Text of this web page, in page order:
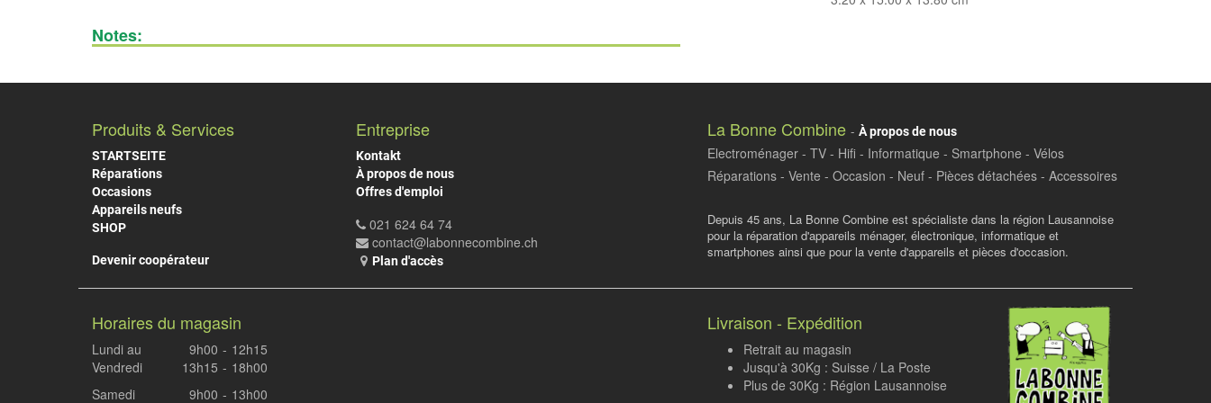
Notes:
Produits & Services
STARTSEITE
Réparations
Occasions
Appareils neufs
SHOP
Devenir coopérateur
Entreprise
Kontakt
À propos de nous
Offres d'emploi
021 624 64 74
contact@labonnecombine.ch
Plan d'accès
La Bonne Combine - À propos de nous
Electroménager - TV - Hifi - Informatique - Smartphone - Vélos
Réparations - Vente - Occasion - Neuf - Pièces détachées - Accessoires
Depuis 45 ans, La Bonne Combine est spécialiste dans la région Lausannoise
pour la réparation d'appareils ménager, électronique, informatique et
smartphones ainsi que pour la vente d'appareils et pièces d'occasion.
Horaires du magasin
Lundi au
Vendredi
9h00
13h15
-
-
12h15
18h00
Samedi
9h00 - 13h00
Livraison - Expédition
Retrait au magasin
Jusqu'à 30Kg : Suisse / La Poste
Plus de 30Kg : Région Lausannoise